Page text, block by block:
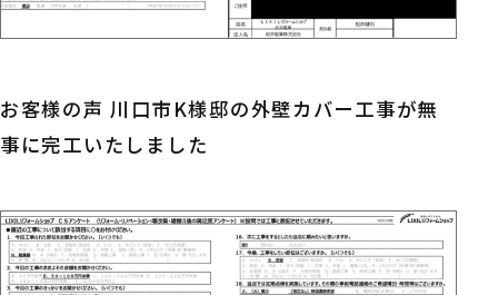
お客様の声 川口市K様邸の外壁カバー工事が無
事に完工いたしました